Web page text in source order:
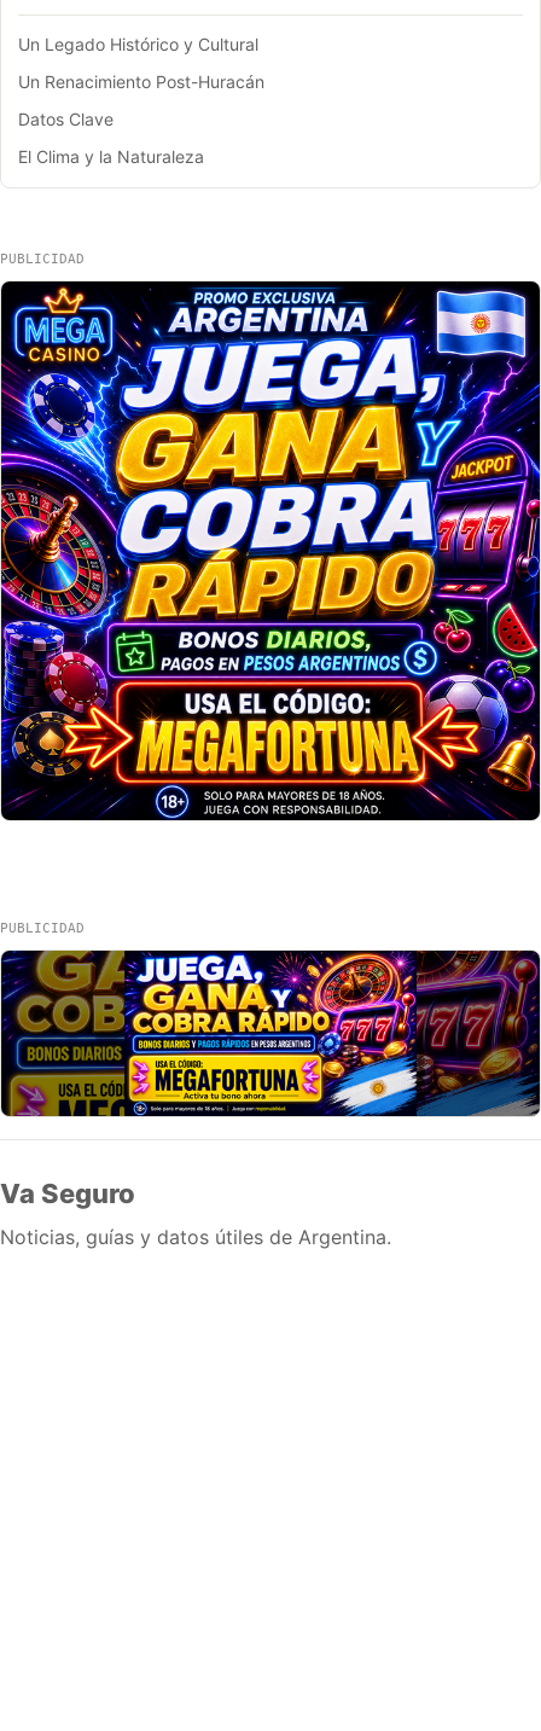
Un Legado Histórico y Cultural
Un Renacimiento Post-Huracán
Datos Clave
El Clima y la Naturaleza
PUBLICIDAD
PUBLICIDAD
Va Seguro
Noticias, guías y datos útiles de Argentina.